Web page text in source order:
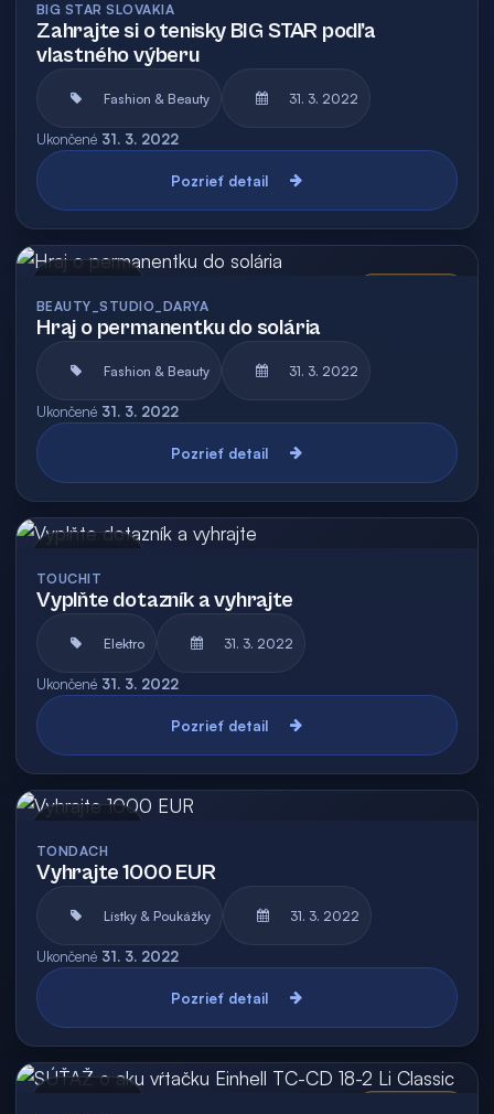
BIG STAR SLOVAKIA
Zahrajte si o tenisky BIG STAR podľa
vlastného výberu
Fashion & Beauty 31. 3. 2022
Ukončené 31. 3. 2022
Pozrieť detail
BEAUTY_STUDIO_DARYA
Hraj o permanentku do solária
Fashion & Beauty 31. 3. 2022
Ukončené 31. 3. 2022
Pozrieť detail
TOUCHIT
Vyplňte dotazník a vyhrajte
Elektro 31. 3. 2022
Ukončené 31. 3. 2022
Pozrieť detail
TONDACH
Vyhrajte 1000 EUR
Lístky & Poukážky 31. 3. 2022
Ukončené 31. 3. 2022
Pozrieť detail